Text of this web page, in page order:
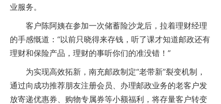
业服务。
客户陈阿姨在参加一次储蓄险沙龙后，拉着理财经理
的手感慨道：“以前只晓得来存钱，听了课才知道邮政还有
理财和保险产品，理财的事听你们的准没错！”
为实现高效拓新，南充邮政制定“老带新”裂变机制，
通过向成功推荐朋友注册会员、办理邮政业务的老客户发
放寄递优惠券、购物专属券等小额福利，将存量客户转变